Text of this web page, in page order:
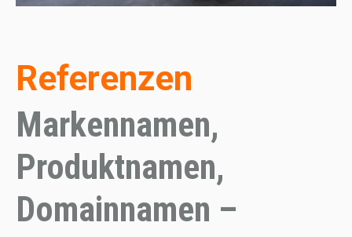
Referenzen
Markennamen,
Produktnamen,
Domainnamen –